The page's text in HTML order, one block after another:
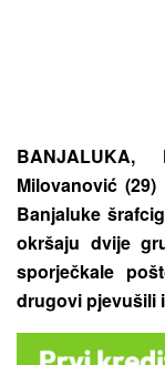
Milovanović
Banjaluke
okršaju dvije
sporječkale
drugovi pjevušili